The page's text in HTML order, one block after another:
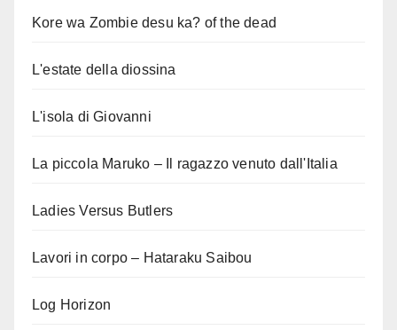
Kore wa Zombie desu ka? of the dead
L'estate della diossina
L'isola di Giovanni
La piccola Maruko – Il ragazzo venuto dall'Italia
Ladies Versus Butlers
Lavori in corpo – Hataraku Saibou
Log Horizon